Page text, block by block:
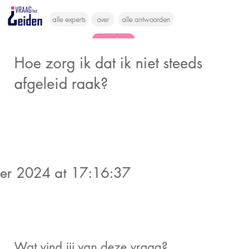
alle experts over alle antwoorden
vragen lessen
Vraag het
Hoe zorg ik dat ik niet steeds
afgeleid raak?
2024 at 17:16:37